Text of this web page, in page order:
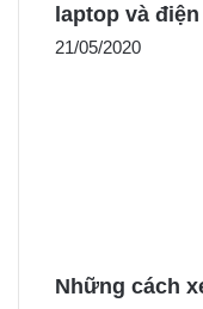
laptop và
21/05/2020
Những cách